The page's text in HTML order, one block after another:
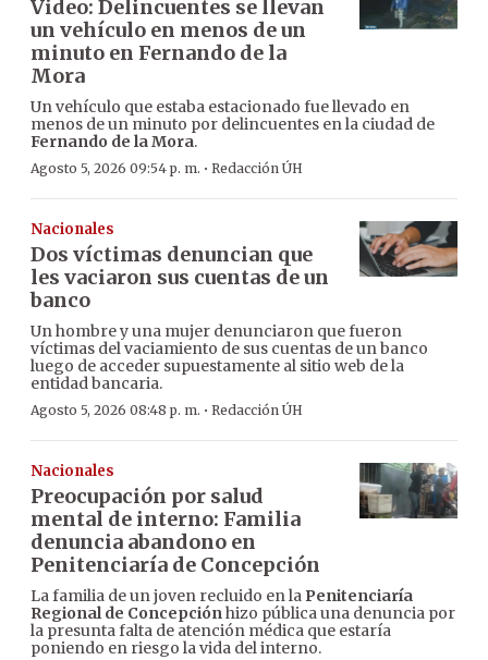
Video: Delincuentes se llevan
un vehículo en menos de un
minuto en Fernando de la
Mora
Un vehículo que estaba estacionado fue llevado en
menos de un minuto por delincuentes en la ciudad de
Fernando de la Mora.
Agosto 5, 2026 09:54 p. m. · Redacción ÚH
Nacionales
Dos víctimas denuncian que
les vaciaron sus cuentas de un
banco
Un hombre y una mujer denunciaron que fueron
víctimas del vaciamiento de sus cuentas de un banco
luego de acceder supuestamente al sitio web de la
entidad bancaria.
Agosto 5, 2026 08:48 p. m. · Redacción ÚH
Nacionales
Preocupación por salud
mental de interno: Familia
denuncia abandono en
Penitenciaría de Concepción
La familia de un joven recluido en la Penitenciaría
Regional de Concepciónhizo pública una denuncia por
la presunta falta de atención médica que estaría
poniendo en riesgo la vida del interno.